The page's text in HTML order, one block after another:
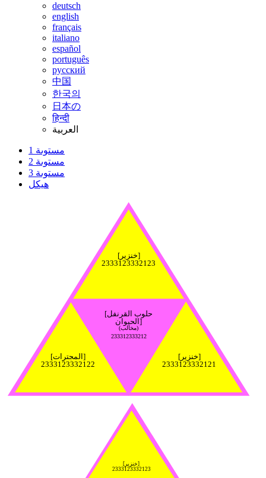
deutsch
english
français
italiano
español
português
русский
中国
한국의
日本の
हिन्दी
العربية
مستوىة 1
مستوىة 2
مستوىة 3
هيكل
[حلوب القرنفل
الحيوان]
(مخالب)
233312333212
[المجترات]
2333123332122
[خنزير]
2333123332121
[خنزير]
2333123332123
[خنزير]
2333123332123